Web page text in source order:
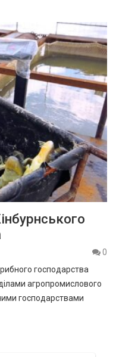
0
господарства
агропромислового
господарствами